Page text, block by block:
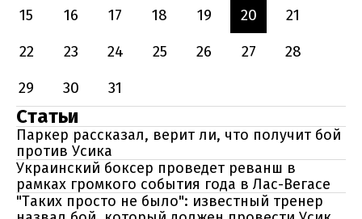
15
16 17 18 19 20
21
22
23 24 25 26 27
28
29
30 31
Статьи
Паркер рассказал, верит ли, что получит бой
против Усика
Украинский боксер проведет реванш в
рамках громкого события года в Лас-Вегасе
"Таких просто не было": известный тренер